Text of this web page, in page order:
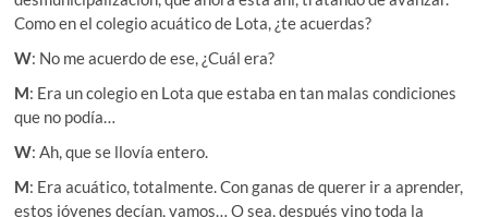
Como en el colegio acuático de Lota, ¿te acuerdas?
W: No me acuerdo de ese, ¿Cuál era?
M: Era un colegio en Lota que estaba en tan malas condiciones
que no podía…
W: Ah, que se llovía entero.
M: Era acuático, totalmente. Con ganas de querer ir a aprender,
estos jóvenes decían, vamos… O sea, después vino toda la